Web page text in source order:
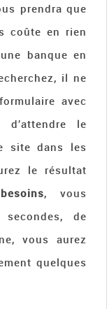
prendra que
coûte en rien
banque en
il ne
avec
le
site dans les
le résultat
, vous
de
vous aurez
quelques